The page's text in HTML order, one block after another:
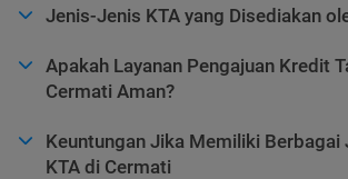
Jenis-Jenis KTA yang Disediakan
Apakah Layanan Pengajuan Kredit
Cermati Aman?
Keuntungan Jika Memiliki Berbagai
KTA di Cermati